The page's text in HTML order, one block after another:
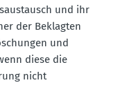
und ihr
der Beklagten
und
diese die
nicht